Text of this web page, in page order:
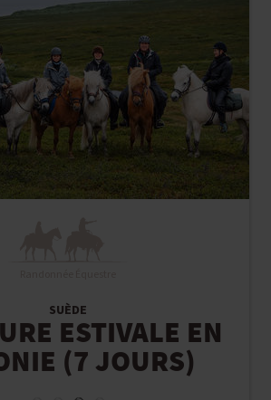
SUÈDE
ESTIVALE EN
(7 JOURS)